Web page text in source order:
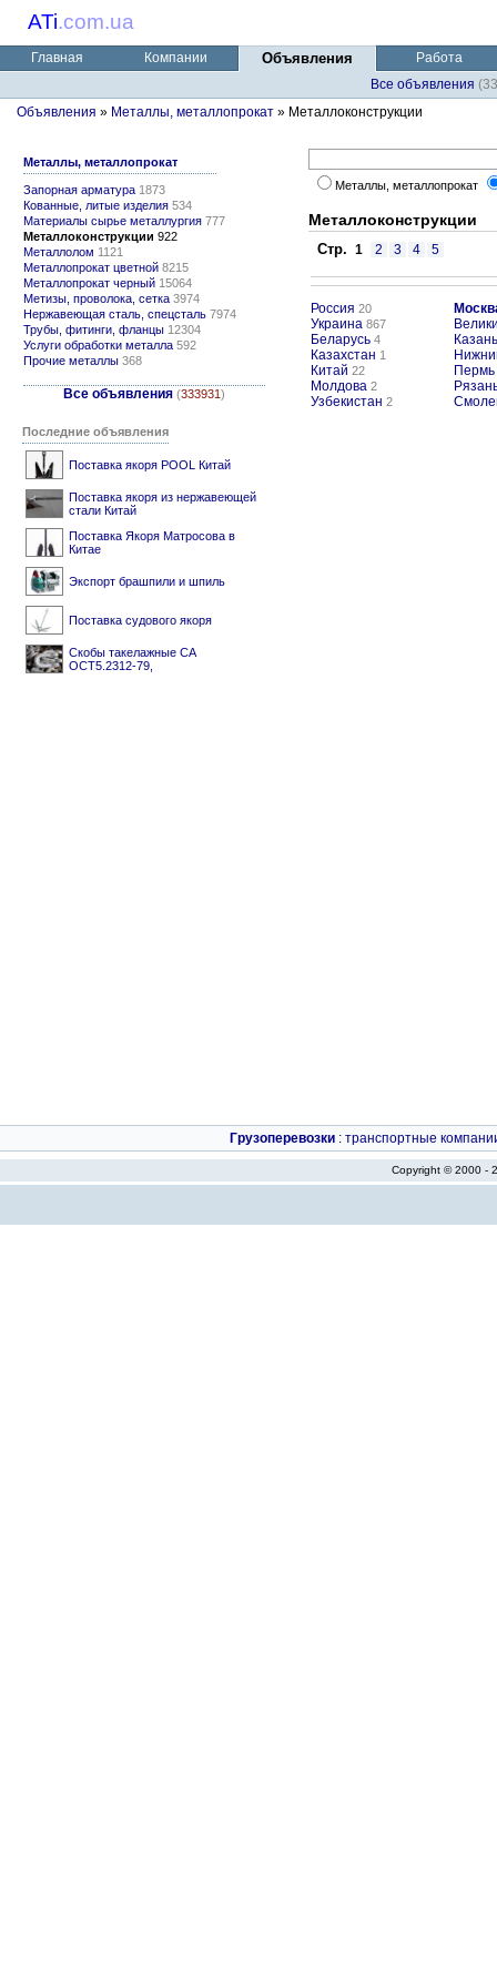
ATi.com.ua
Главная Компании Объявления
Работа
Все объявления
Объявления » Металлы, металлопрокат » Металлоконструкции
Металлы, металлопрокат
Запорная арматура 1873
Кованные, литые изделия 534
Материалы сырье металлургия 777
Металлоконструкции 922
Металлолом 1121
Металлопрокат цветной 8215
Металлопрокат черный 15064
Метизы, проволока, сетка 3974
Нержавеющая сталь, спецсталь 7974
Трубы, фитинги, фланцы 12304
Услуги обработки металла 592
Прочие металлы 368
Все объявления (333931)
Последние объявления
Поставка якоря POOL Китай
Поставка якоря из нержавеющей
стали Китай
Поставка Якоря Матросова в
Китае
Экспорт брашпили и шпиль
Поставка судового якоря
Скобы такелажные СА
ОСТ5.2312-79,
Металлы, металлопрокат
Металлоконструкции
Стр. 1 2 3 4 5
Россия 20
Украина 867
Беларусь 4
Казахстан 1
Китай 22
Молдова 2
Узбекистан 2
Казань
Пермь
Грузоперевозки : транспортные
Copyright © 2000 -